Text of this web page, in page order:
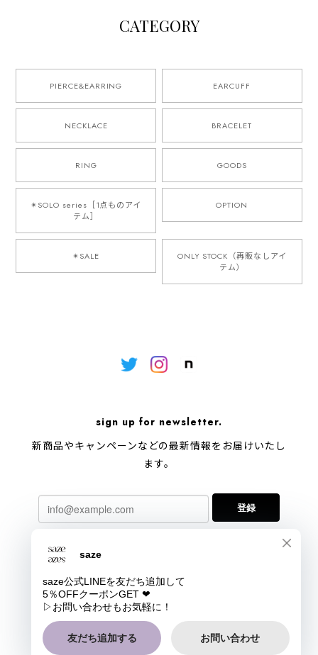
CATEGORY
PIERCE&EARRING EARCUFF
NECKLACE BRACELET
RING GOODS
✴︎SOLO series［1点ものアイ
テム］
OPTION
✴︎SALE
ONLY STOCK（再販なしアイ
テム）
sign up for newsletter.
新商品やキャンペーンなどの最新情報をお届けいたし
ます。
登録
特定商取引法に基づく表記
会員規約